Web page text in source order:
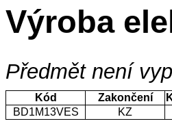
Výroba
Předmět není
Kód Zakončení
BD1M13VES
KZ